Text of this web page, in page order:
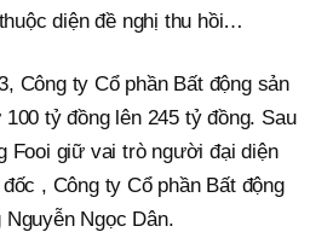
diện đề nghị thu hồi…
Công ty Cổ phần Bất động sản
tỷ đồng lên 245 tỷ đồng. Sau
Fooi giữ vai trò người đại diện
, Công ty Cổ phần Bất động
Ngọc Dân.